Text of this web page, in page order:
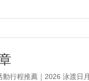
動行程推薦｜2026 泳渡日